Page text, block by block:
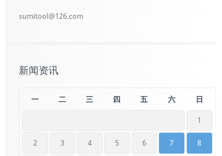
sumitool@126.com
新闻资讯
一 二 三 四 五 六 日
1
2 3 4 5 6 7 8